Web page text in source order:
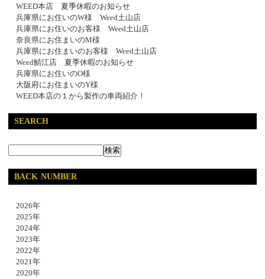
WEED本店 夏季休暇のお知らせ
兵庫県にお住いのW様 Weed土山店
兵庫県にお住いのお客様 Weed土山店
奈良県にお住まいのM様
兵庫県にお住まいのお客様 Weed土山店
Weed鯖江店 夏季休暇のお知らせ
兵庫県にお住いのO様
大阪府にお住まいのY様
WEED本店の１から製作の車両紹介！
SEARCH
BACK NUMBER
2026年
2025年
2024年
2023年
2022年
2021年
2020年